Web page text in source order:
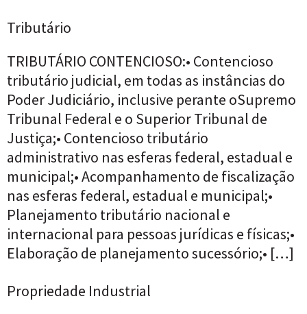
Tributário
TRIBUTÁRIO CONTENCIOSO:• Contencioso
tributário judicial, em todas as instâncias do
Poder Judiciário, inclusive perante oSupremo
Tribunal Federal e o Superior Tribunal de
Justiça;• Contencioso tributário
administrativo nas esferas federal, estadual e
municipal;• Acompanhamento de fiscalização
nas esferas federal, estadual e municipal;•
Planejamento tributário nacional e
internacional para pessoas jurídicas e físicas;•
Elaboração de planejamento sucessório;• […]
Propriedade Industrial